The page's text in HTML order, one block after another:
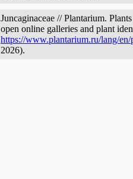
Juncaginaceae // Plantarium.
open online galleries and plant
https://www.plantarium.ru/lang/
2026).